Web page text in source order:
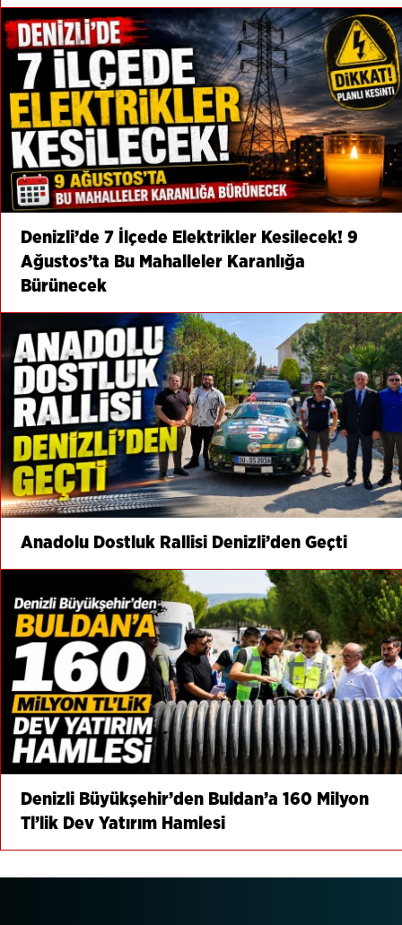
Denizli’de 7 İlçede Elektrikler Kesilecek! 9
Ağustos’ta Bu Mahalleler Karanlığa
Bürünecek
Anadolu Dostluk Rallisi Denizli’den Geçti
Denizli Büyükşehir’den Buldan’a 160 Milyon
Tl’lik Dev Yatırım Hamlesi